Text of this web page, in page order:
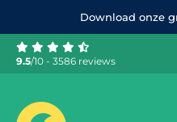
Download onze
9.5/10 - 3586 reviews